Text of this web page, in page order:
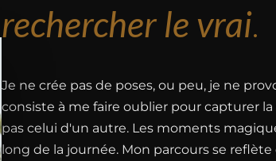
rechercher le vrai.
Je ne crée pas de poses, ou peu, je ne
consiste à me faire oublier pour capturer
pas celui d'un autre. Les moments
long de la journée. Mon parcours se reflète